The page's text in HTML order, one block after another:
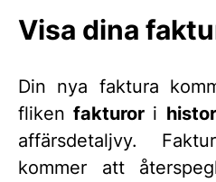
Visa dina
Din nya faktura
flikenfakturor i
affärsdetaljvy.
kommer att